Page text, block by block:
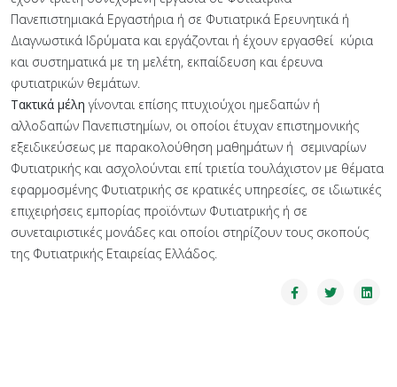
Πανεπιστημιακά Εργαστήρια ή σε Φυτιατρικά Ερευνητικά ή
Διαγνωστικά Ιδρύματα και εργάζονται ή έχουν εργασθεί κύρια
και συστηματικά με τη μελέτη, εκπαίδευση και έρευνα
φυτιατρικών θεμάτων.
Τακτικά μέλη γίνονται επίσης πτυχιούχοι ημεδαπών ή
αλλοδαπών Πανεπιστημίων, οι οποίοι έτυχαν επιστημονικής
εξειδικεύσεως με παρακολούθηση μαθημάτων ή σεμιναρίων
Φυτιατρικής και ασχολούνται επί τριετία τουλάχιστον με θέματα
εφαρμοσμένης Φυτιατρικής σε κρατικές υπηρεσίες, σε ιδιωτικές
επιχειρήσεις εμπορίας προϊόντων Φυτιατρικής ή σε
συνεταιριστικές μονάδες και οποίοι στηρίζουν τους σκοπούς
της Φυτιατρικής Εταιρείας Ελλάδος.